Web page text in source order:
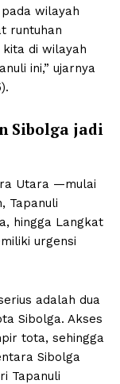
wilayah
runtuhan
kita di wilayah
ini,” ujarnya
Sibolga jadi
Utara —mulai
Tapanuli
hingga Langkat
urgensi
adalah dua
Sibolga. Akses
tota, sehingga
Sibolga
Tapanuli